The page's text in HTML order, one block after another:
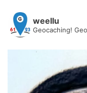
weellu
Geocaching!